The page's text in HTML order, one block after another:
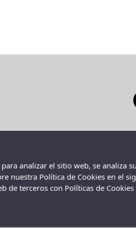
Valencia 429,
VALÈNCIA, 391
08013 (Barcelona)
analizar el sitio web, se
nuestra Política de Cookies en el
de terceros con Políticas de